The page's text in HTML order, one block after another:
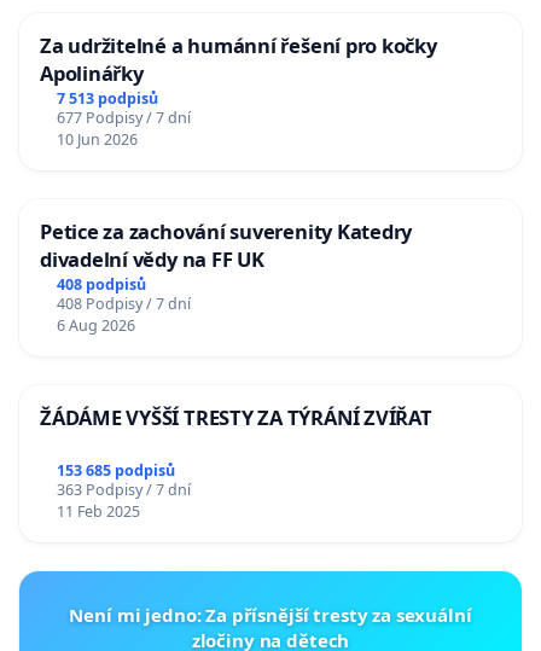
Za udržitelné a humánní řešení pro kočky
Apolinářky
7 513 podpisů
677 Podpisy / 7 dní
10 Jun 2026
Petice za zachování suverenity Katedry
divadelní vědy na FF UK
408 podpisů
408 Podpisy / 7 dní
6 Aug 2026
ŽÁDÁME VYŠŠÍ TRESTY ZA TÝRÁNÍ ZVÍŘAT
153 685 podpisů
363 Podpisy / 7 dní
11 Feb 2025
Není mi jedno: Za přísnější tresty za sexuální
zločiny na dětech